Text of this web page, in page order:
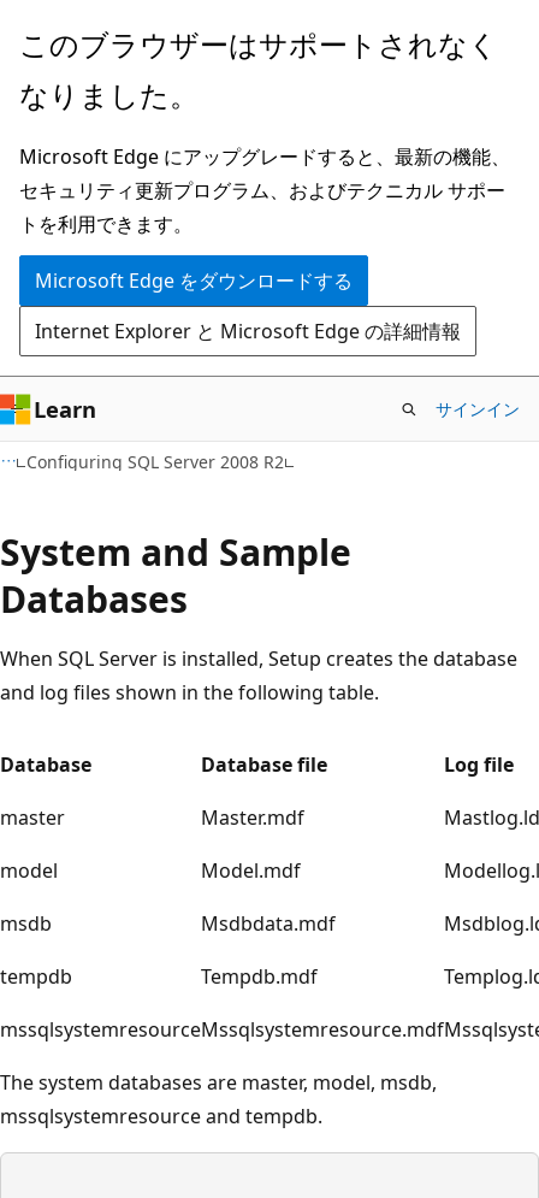
メ
ン
ン
テ
ン
ツ
に
ス
キ
ッ
プ
このブラウザーはサポートされなく
なりました。
Microsoft Edge にアップグレードすると、最新の機能、
セキュリティ更新プログラム、およびテクニカル サポー
トを利用できます。
Microsoft Edge をダウンロードする
Internet Explorer と Microsoft Edge の詳細情報
Learn サインイン
Configuring SQL Server 2008 R2
System and Sample
Databases
When SQL Server is installed, Setup creates the database
and log files shown in the following table.
Database Database file
Log file
master
Master.mdf
model
Model.mdf
msdb
Msdbdata.mdf
tempdb
Tempdb.mdf
mssqlsystemresourceMssqlsystemresource.mdf
The system databases are master, model, msdb,
mssqlsystemresource and tempdb.